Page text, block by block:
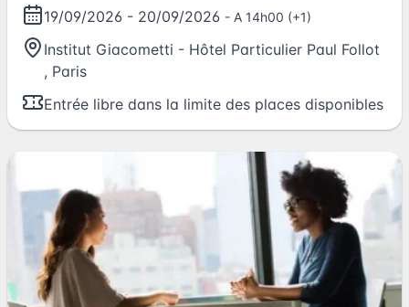
19/09/2026 - 20/09/2026 - A 14h00 (+1)
Institut Giacometti - Hôtel Particulier Paul Follot
, Paris
Entrée libre dans la limite des places disponibles